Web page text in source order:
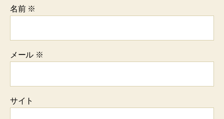
名前 ※
メール ※
サイト